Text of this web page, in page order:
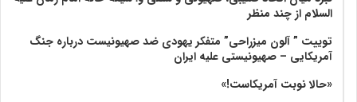
السلام از چند منظر
توییت ” آلون میزراحی” متفکر یهودی ضد صهیونیست درباره جنگ
آمریکایی – صهیونیستی علیه ایران
«حالا نوبت آمریکاست!»